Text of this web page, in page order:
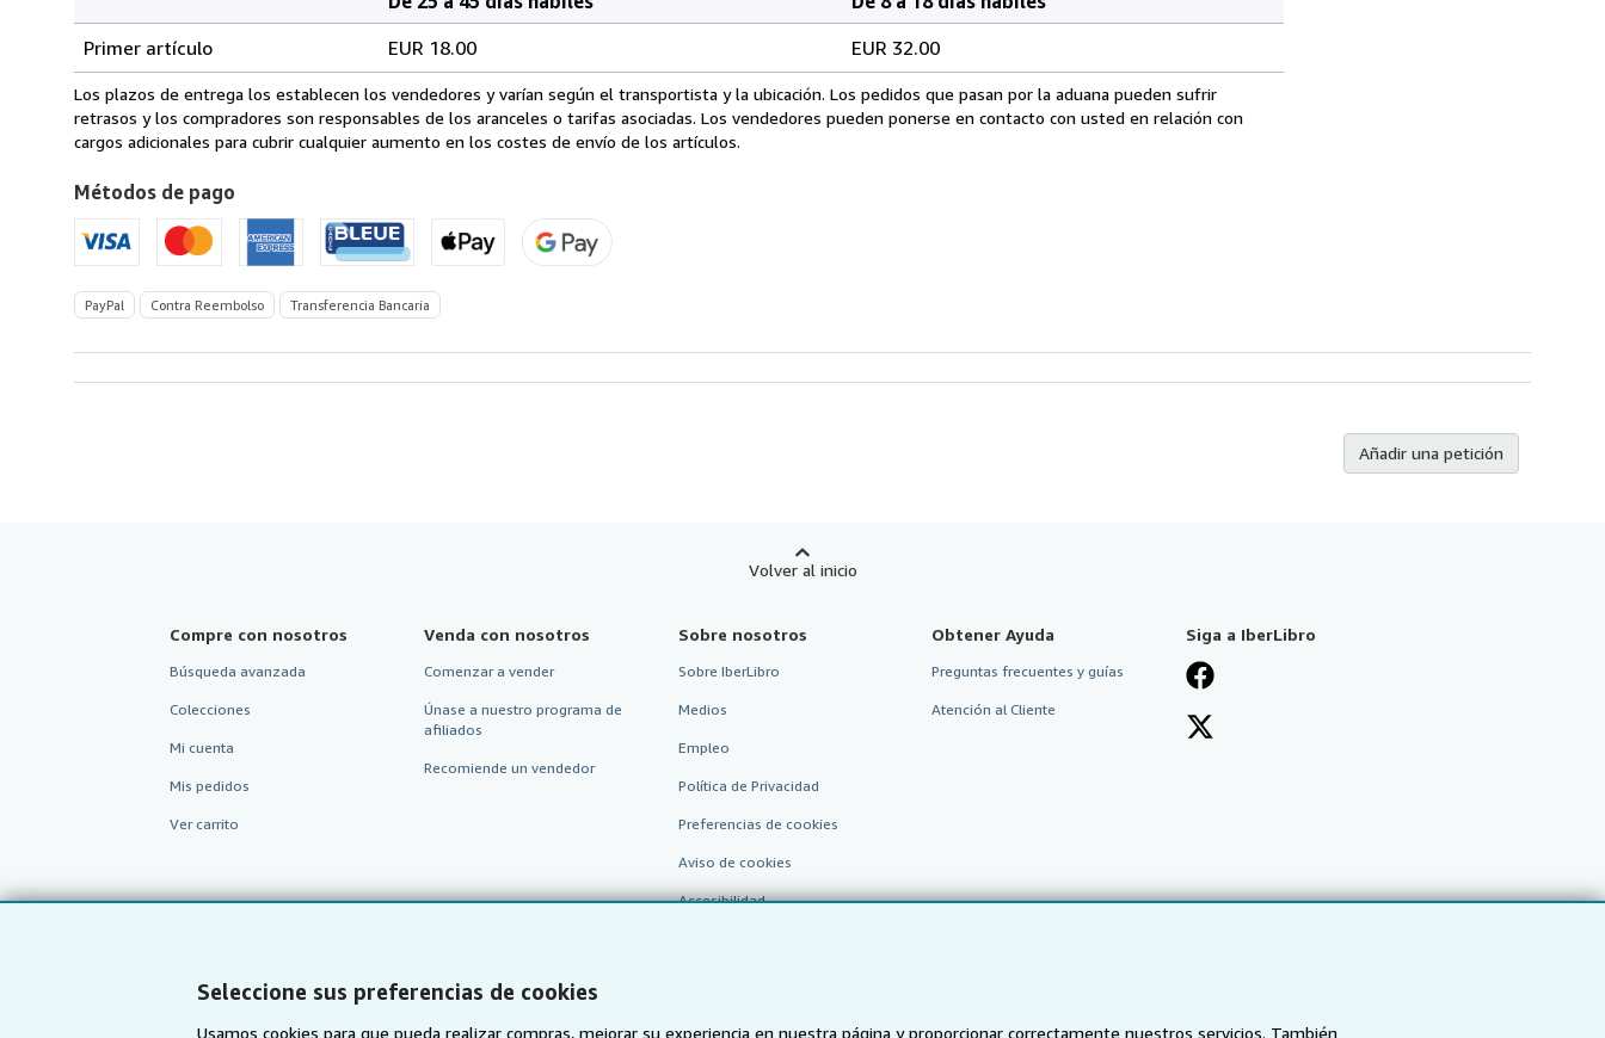
Seleccione sus preferencias de cookies
Usamos cookies para que pueda realizar compras, mejorar su experiencia en nuestra página y proporcionar correctamente nuestros servicios. También
de
envío
de
Italia
Estados
Unidos
de
America
pedido
Primer artículo
EUR 18.00 EUR 32.00
Los plazos de entrega los establecen los vendedores y varían según el transportista y la ubicación. Los pedidos que pasan por la aduana pueden sufrir
retrasos y los compradores son responsables de los aranceles o tarifas asociadas. Los vendedores pueden ponerse en contacto con usted en relación con
cargos adicionales para cubrir cualquier aumento en los costes de envío de los artículos.
Métodos de pago
PayPal Contra Reembolso Transferencia Bancaria
Añadir una petición
Volver al inicio
Compre con nosotros
Búsqueda avanzada
Colecciones
Mi cuenta
Mis pedidos
Ver carrito
Venda con nosotros
Comenzar a vender
Únase a nuestro programa de
afiliados
Recomiende un vendedor
Sobre nosotros
Sobre IberLibro
Medios
Empleo
Política de Privacidad
Preferencias de cookies
Aviso de cookies
Accesibilidad
Obtener Ayuda
Preguntas frecuentes y guías
Atención al Cliente
Siga a IberLibro